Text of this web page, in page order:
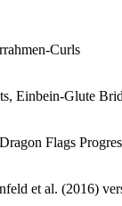
Curls
Einbein-Glute
Flags
et al. (2016)